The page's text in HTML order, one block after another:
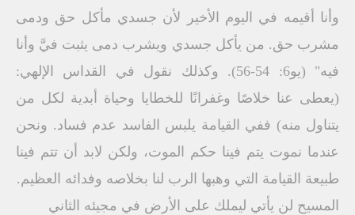
وأنا أقيمه في اليوم الأخير لأن جسدي مأكل حق ودمى
مشرب حق. من يأكل جسدي ويشرب دمى يثبت فيَّ وأنا
فيه" (يو6: 54-56). وكذلك نقول في القداس الإلهي:
(يعطى عنا خلاصًا وغفرانًا للخطايا وحياة أبدية لكل من
يتناول منه) ففي القيامة يلبس الفاسد عدم فساد. ونحن
عندما نموت يتم فينا حكم الموت، ولكن لابد أن تتم فينا
طبيعة القيامة التي وهبها الرب لنا بخلاصه وفدائه العظيم.
المسيح لن يأتي ليملك على الأرض في مجيئه الثاني